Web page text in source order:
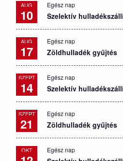
AUG
10
Egész nap
Szelektív
AUG
17
Egész nap
Zöldhulladék gyűjtés
SZEPT
14
Egész nap
Szelektív
SZEPT
21
Egész nap
Zöldhulladék gyűjtés
OKT Egész nap